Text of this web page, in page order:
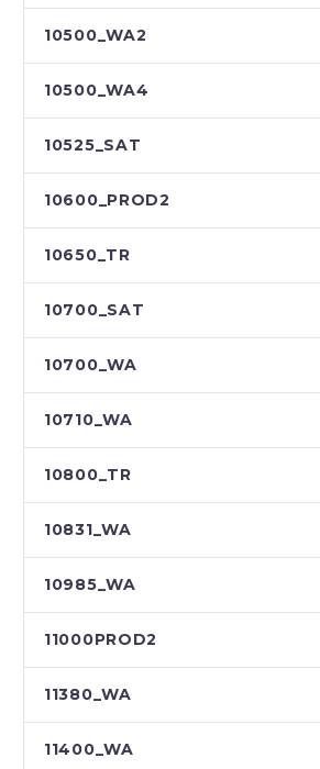
10500_WA2
10500_WA4
10525_SAT
10600_PROD2
10650_TR
10700_SAT
10700_WA
10710_WA
10800_TR
10831_WA
10985_WA
11000PROD2
11380_WA
11400_WA